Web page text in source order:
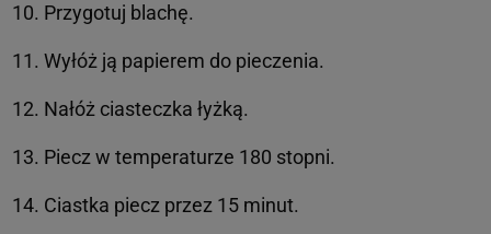
Przygotuj blachę.
Wyłóż ją papierem do pieczenia.
Nałóż ciasteczka łyżką.
Piecz w temperaturze 180 stopni.
Ciastka piecz przez 15 minut.